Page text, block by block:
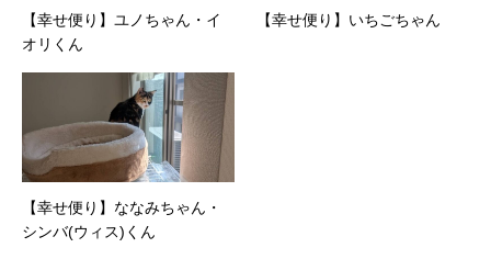
【幸せ便り】ユノちゃん・イ
オリくん
【幸せ便り】いちごちゃん
【幸せ便り】ななみちゃん・
シンバ(ウィス)くん